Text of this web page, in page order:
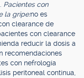
Pacientes con
la gripe:no es
clearance de
con clearance
reducir la dosis a
recomendaciones
con nefrología
peritoneal continua,